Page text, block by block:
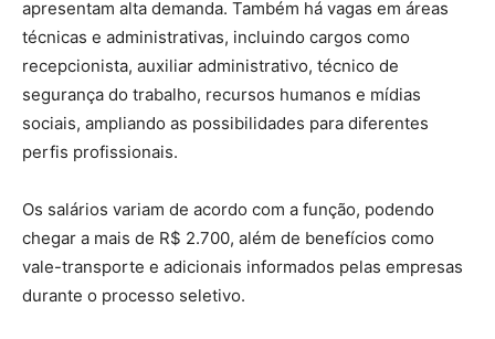
apresentam alta demanda. Também há vagas em áreas
técnicas e administrativas, incluindo cargos como
recepcionista, auxiliar administrativo, técnico de
segurança do trabalho, recursos humanos e mídias
sociais, ampliando as possibilidades para diferentes
perfis profissionais.
Os salários variam de acordo com a função, podendo
chegar a mais de R$ 2.700, além de benefícios como
vale-transporte e adicionais informados pelas empresas
durante o processo seletivo.